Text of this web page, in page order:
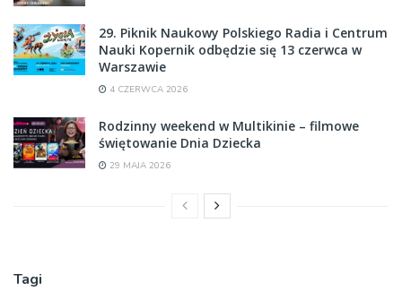
29. Piknik Naukowy Polskiego Radia i Centrum
Nauki Kopernik odbędzie się 13 czerwca w
Warszawie
4 CZERWCA 2026
Rodzinny weekend w Multikinie – filmowe
świętowanie Dnia Dziecka
29 MAJA 2026
Tagi